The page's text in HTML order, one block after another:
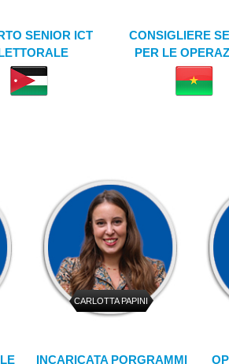
SENIOR ICT
CONSIGLIERE
PER LE
CARLOTTA PAPINI
INCARICATA PORGRAMMI